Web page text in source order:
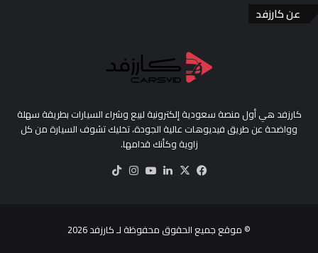
عن كارزفد
كارزفد هي أول منصة سعودية إلكترونية لبيع وشراء السيارات بطريقة سهلة
وواضحة عن طريق فيديوهات عالية الجودة، تخليك تشوف السيارة من كل
زاوية وكأنك قدامها.
فيسبوك
‫X لينكدإن‫YouTubeانستقرام
© موقع جميع الحقوق محفوظة لـكارزفد